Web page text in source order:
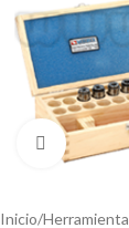
Click to
Inicio